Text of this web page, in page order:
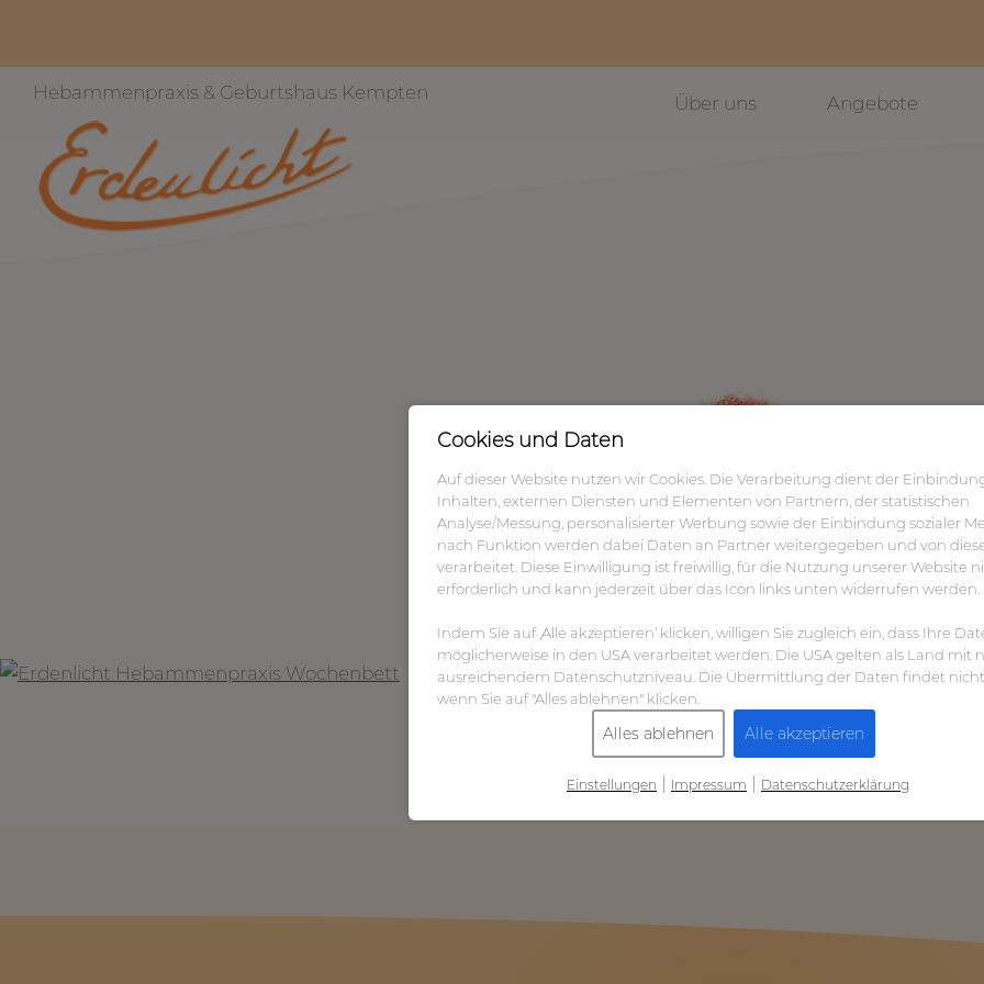
Hebammenpraxis & Geburtshaus Kempten Über uns Angebote
Cookies und Daten
Auf dieser Website nutzen wir Cookies. Die Verarbeitung dient der
Inhalten, externen Diensten und Elementen von Partnern, der statistischen
Analyse/Messung, personalisierter Werbung sowie der Einbindung sozialer
nach Funktion werden dabei Daten an Partner weitergegeben und von
verarbeitet. Diese Einwilligung ist freiwillig, für die Nutzung unserer Website
erforderlich und kann jederzeit über das Icon links unten widerrufen werden.
Indem Sie auf ‚Alle akzeptieren‘ klicken, willigen Sie zugleich ein, dass Ihre
möglicherweise in den USA verarbeitet werden. Die USA gelten als Land mit
ausreichendem Datenschutzniveau. Die Übermittlung der Daten findet nicht
wenn Sie auf "Alles ablehnen" klicken.
Alles ablehnen Alle akzeptieren
Einstellungen | Impressum | Datenschutzerklärung